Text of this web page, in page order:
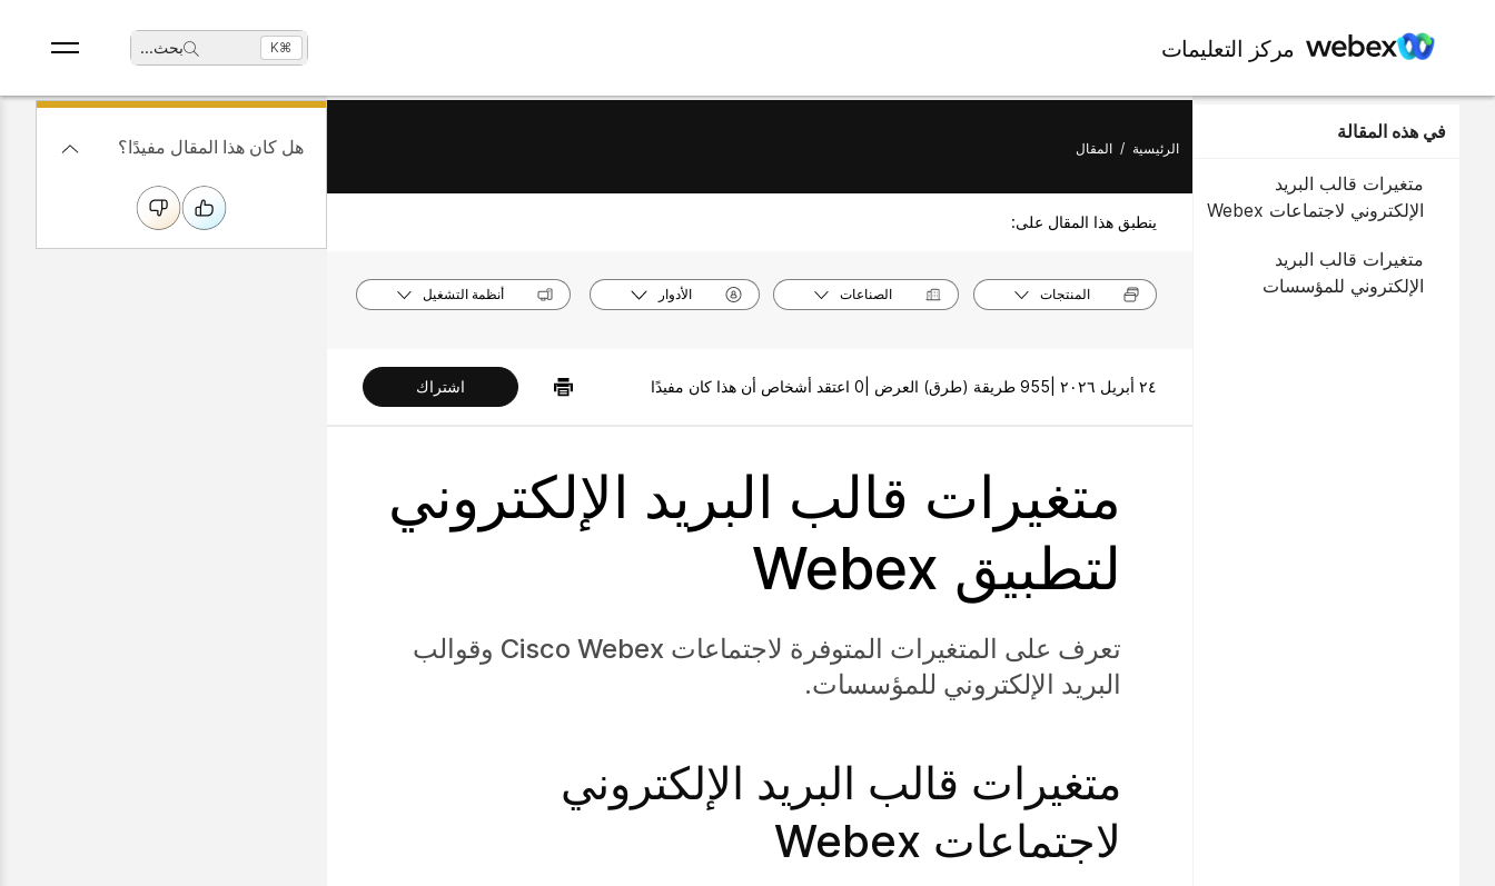
مركز التعليمات بحث... ⌘K
في هذه المقالة
متغيرات قالب البريد
الإلكتروني لاجتماعات Webex
متغيرات قالب البريد
الإلكتروني للمؤسسات
الرئيسية / المقال
ينطبق هذا المقال على:
المنتجات الصناعات الأدوار أنظمة التشغيل
٢٤ أبريل ٢٠٢٦ | 955 طريقة (طرق) العرض | 0 اعتقد أشخاص أن هذا كان مفيدًا اشتراك
متغيرات قالب البريد الإلكتروني
لتطبيق Webex
تعرف على المتغيرات المتوفرة لاجتماعات Cisco Webex وقوالب
البريد الإلكتروني للمؤسسات.
متغيرات قالب البريد الإلكتروني
لاجتماعات Webex
هل كان هذا المقال مفيدًا؟